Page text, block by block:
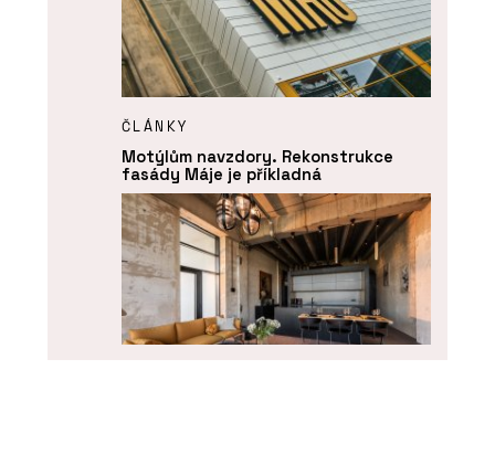
ČLÁNKY
Motýlům navzdory. Rekonstrukce
fasády Máje je příkladná